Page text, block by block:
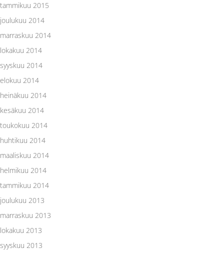
tammikuu 2015
joulukuu 2014
marraskuu 2014
lokakuu 2014
syyskuu 2014
elokuu 2014
heinäkuu 2014
kesäkuu 2014
toukokuu 2014
huhtikuu 2014
maaliskuu 2014
helmikuu 2014
tammikuu 2014
joulukuu 2013
marraskuu 2013
lokakuu 2013
syyskuu 2013